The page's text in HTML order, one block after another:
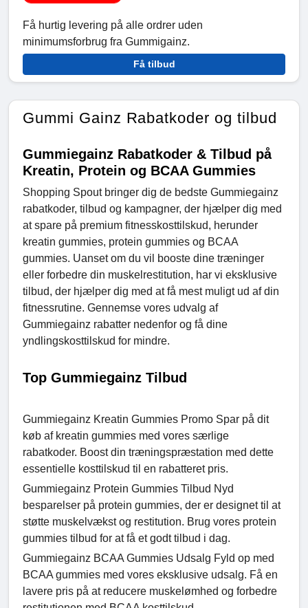
Få hurtig levering på alle ordrer uden
minimumsforbrug fra Gummigainz.
Få tilbud
Gummi Gainz Rabatkoder og tilbud
Gummiegainz Rabatkoder & Tilbud på
Kreatin, Protein og BCAA Gummies
Shopping Spout bringer dig de bedste Gummiegainz
rabatkoder, tilbud og kampagner, der hjælper dig med
at spare på premium fitnesskosttilskud, herunder
kreatin gummies, protein gummies og BCAA
gummies. Uanset om du vil booste dine træninger
eller forbedre din muskelrestitution, har vi eksklusive
tilbud, der hjælper dig med at få mest muligt ud af din
fitnessrutine. Gennemse vores udvalg af
Gummiegainz rabatter nedenfor og få dine
yndlingskosttilskud for mindre.
Top Gummiegainz Tilbud
Gummiegainz Kreatin Gummies Promo Spar på dit
køb af kreatin gummies med vores særlige
rabatkoder. Boost din træningspræstation med dette
essentielle kosttilskud til en rabatteret pris.
Gummiegainz Protein Gummies Tilbud Nyd
besparelser på protein gummies, der er designet til at
støtte muskelvækst og restitution. Brug vores protein
gummies tilbud for at få et godt tilbud i dag.
Gummiegainz BCAA Gummies Udsalg Fyld op med
BCAA gummies med vores eksklusive udsalg. Få en
lavere pris på at reducere muskelømhed og forbedre